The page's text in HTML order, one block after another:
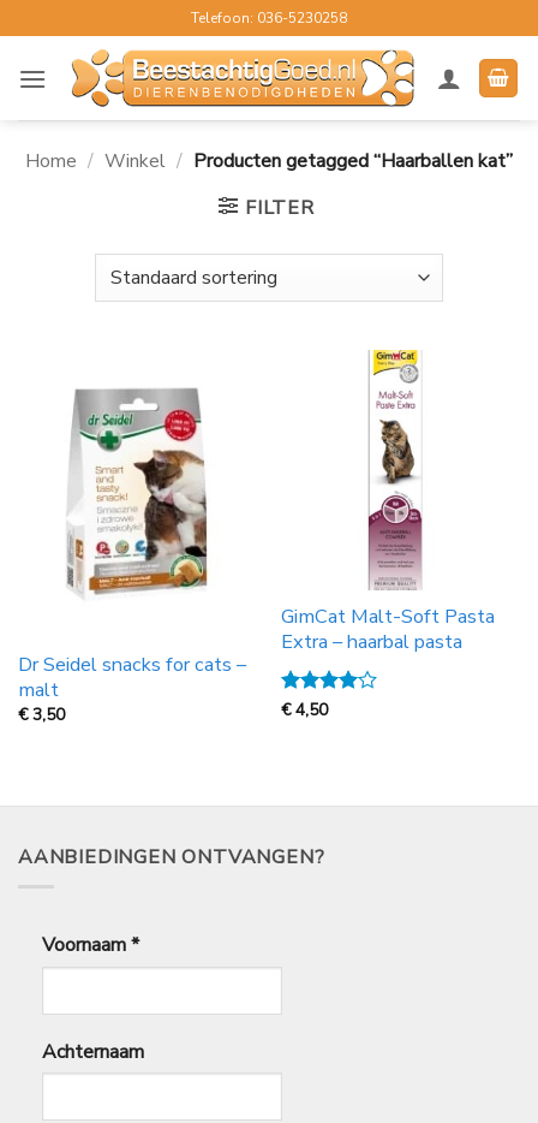
naar
inhoud
Telefoon: 036-5230258
Home / Winkel / Producten getagged “Haarballen kat”
FILTER
Dr Seidel snacks for cats –
malt
€3,50
GimCat Malt-Soft Pasta
Extra – haarbal pasta
Gewaardeerd
€4,50
AANBIEDINGEN ONTVANGEN?
Voornaam*
Achternaam